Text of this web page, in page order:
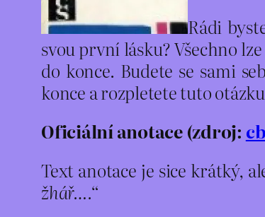
Rádi
svou první lásku? Všechno
do konce. Budete se sami
konce a rozpletete tuto
Oficiální anotace (zdroj:
Text anotace je sice krátký,
žhář….“